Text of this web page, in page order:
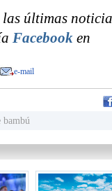
últimas
Facebooken
e-mail